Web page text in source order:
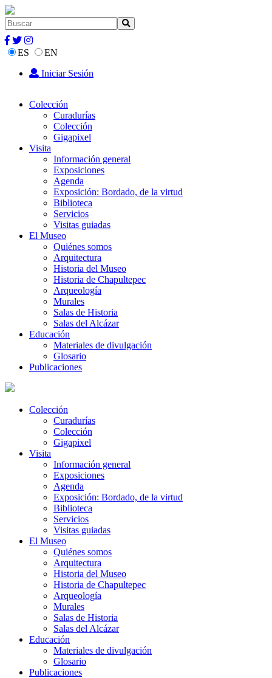
ES
EN
Iniciar Sesión
Colección
Curadurías
Colección
Gigapixel
Visita
Información general
Exposiciones
Agenda
Exposición: Bordado, de la virtud
Biblioteca
Servicios
Visitas guiadas
El Museo
Quiénes somos
Arquitectura
Historia del Museo
Historia de Chapultepec
Arqueología
Murales
Salas de Historia
Salas del Alcázar
Educación
Materiales de divulgación
Glosario
Publicaciones
Colección
Curadurías
Colección
Gigapixel
Visita
Información general
Exposiciones
Agenda
Exposición: Bordado, de la virtud
Biblioteca
Servicios
Visitas guiadas
El Museo
Quiénes somos
Arquitectura
Historia del Museo
Historia de Chapultepec
Arqueología
Murales
Salas de Historia
Salas del Alcázar
Educación
Materiales de divulgación
Glosario
Publicaciones